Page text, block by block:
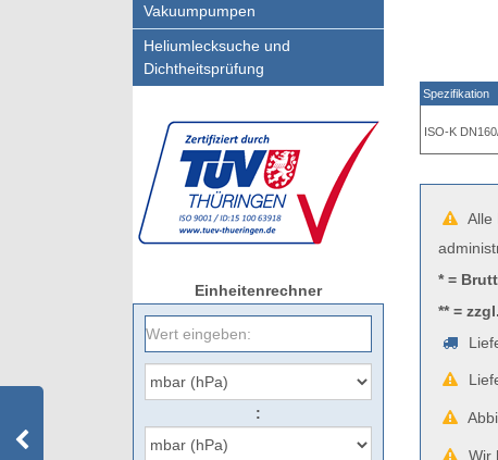
Vakuumpumpen
Heliumlecksuche und
Dichtheitsprüfung
Einheitenrechner
:
Spezifikation
ISO-K
Alle
* =
** =
Wir